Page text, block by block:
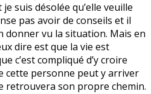
suis désolée qu’elle veuille
pas avoir de conseils et il
donner vu la situation. Mais en
dire est que la vie est
c’est compliqué d’y croire
cette personne peut y arriver
retrouvera son propre chemin.